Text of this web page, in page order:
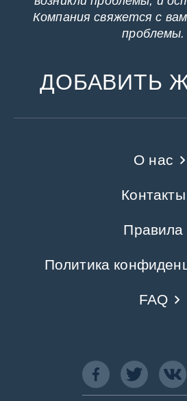
Компания свяжется с
проблемы.
ДОБАВИТЬ
О нас
Контакты
Правила
Политика
FAQ